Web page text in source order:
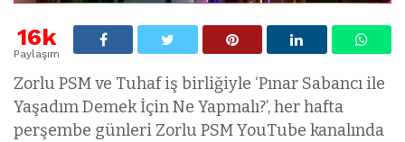
16k
Paylaşım
Zorlu PSM ve Tuhaf iş birliğiyle ‘Pınar Sabancı ile
Yaşadım Demek İçin Ne Yapmalı?’, her hafta
perşembe günleri Zorlu PSM YouTube kanalında